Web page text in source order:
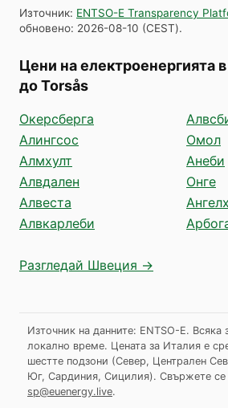
Източник: ENTSO-E Transparency
обновено: 2026-08-10 (CEST).
Цени на електроенергията
до Torsås
Окерсберга
Алингсос
Алмхулт
Алвдален
Алвеста
Алвкарлеби
Омол
Анеби
Онге
Разгледай Швеция →
Източник на данните: ENTSO-E. Всяка
локално време. Цената за Италия е
шестте подзони (Север, Централен
Юг, Сардиния, Сицилия). Свържете се
sp@euenergy.live.